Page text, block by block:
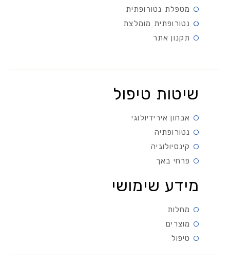
מטפלת נטורופתית
נטורופתית מומלצת
תקנון אתר
שיטות טיפול
אבחון אירידיולוגי
נטורופתיה
קינסיולוגיה
פרחי באך
מידע שימושי
מחלות
מוצרים
טיפול